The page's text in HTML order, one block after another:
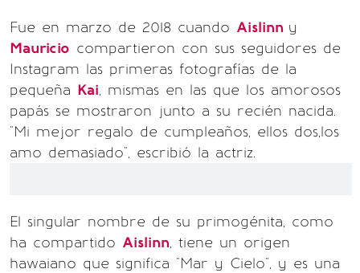
Fue en marzo de 2018 cuando Aislinn y
Mauricio compartieron con sus seguidores de
Instagram las primeras fotografías de la
pequeña Kai, mismas en las que los amorosos
papás se mostraron junto a su recién nacida.
"Mi mejor regalo de cumpleaños, ellos dos,los
amo demasiado", escribió la actriz.
El singular nombre de su primogénita, como
ha compartido Aislinn, tiene un origen
hawaiano que significa "Mar y Cielo", y es una